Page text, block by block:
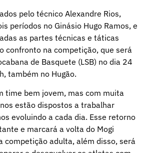
pelo técnico Alexandre Rios,
períodos no Ginásio Hugo Ramos, e
as partes técnicas e táticas
confronto na competição, que será
de Basquete (LSB) no dia 24
também no Hugão.
time bem jovem, mas com muita
estão dispostos a trabalhar
evoluindo a cada dia. Esse retorno
e marcará a volta do Mogi
competição adulta, além disso, será